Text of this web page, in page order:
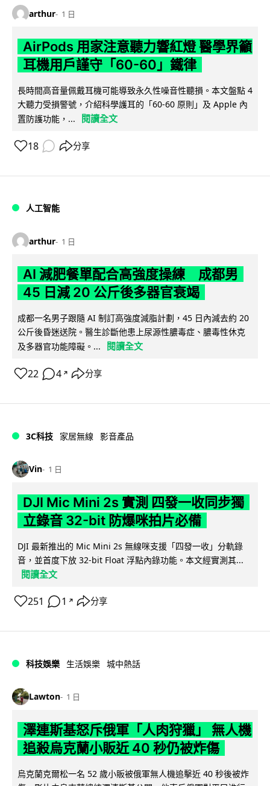
arthur 1 日
AirPods 用家注意聽力響紅燈 醫學界籲
耳機用戶謹守「60-60」鐵律
長時間高音量佩戴耳機可能導致永久性噪音性聽損。本文盤點 4
大聽力受損警號，介紹科學護耳的「60-60 原則」及 Apple 內
置防護功能，...
閱讀全文
18 分享
人工智能
arthur 1 日
AI 減肥餐單配合高強度操練 成都男
45 日減 20 公斤後多器官衰竭
成都一名男子跟隨 AI 制訂高強度減脂計劃，45 日內減去約 20
公斤後昏迷送院。醫生診斷他患上尿源性膿毒症、膿毒性休克
及多器官功能障礙。...
閱讀全文
22 4 ↗ 分享
3C科技 家居無線 影音產品
Vin 1 日
DJI Mic Mini 2s 實測 四發一收同步獨
立錄音 32-bit 防爆咪拍片必備
DJI 最新推出的 Mic Mini 2s 無線咪支援「四發一收」分軌錄
音，並首度下放 32-bit Float 浮點內錄功能。本文經實測其...
閱讀全文
251 1 ↗ 分享
科技娛樂 生活娛樂 城中熱話
Lawton 1 日
澤連斯基怒斥俄軍「人肉狩獵」 無人機
追殺烏克蘭小販近 40 秒仍被炸傷
烏克蘭克爾松一名 52 歲小販被俄軍無人機追擊近 40 秒後被炸